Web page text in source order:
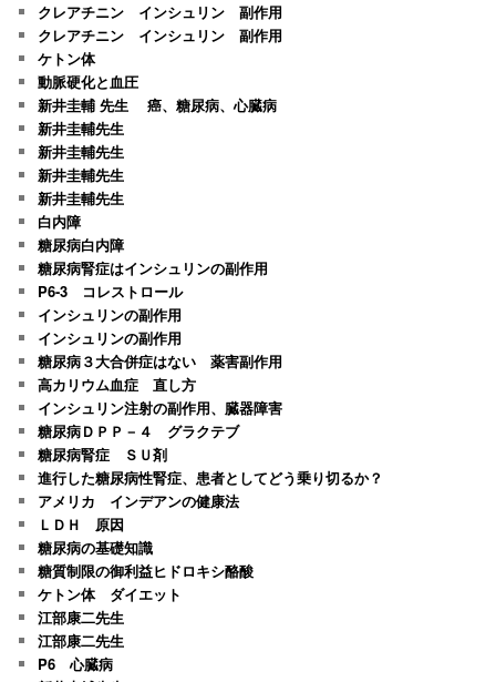
クレアチニン インシュリン 副作用
クレアチニン インシュリン 副作用
ケトン体
動脈硬化と血圧
新井圭輔 先生 癌、糖尿病、心臓病
新井圭輔先生
新井圭輔先生
新井圭輔先生
新井圭輔先生
白内障
糖尿病白内障
糖尿病腎症はインシュリンの副作用
P6-3 コレストロール
インシュリンの副作用
インシュリンの副作用
糖尿病３大合併症はない 薬害副作用
高カリウム血症 直し方
インシュリン注射の副作用、臓器障害
糖尿病ＤＰＰ－４ グラクテブ
糖尿病腎症 ＳＵ剤
進行した糖尿病性腎症、患者としてどう乗り切るか？
アメリカ インデアンの健康法
ＬＤＨ 原因
糖尿病の基礎知識
糖質制限の御利益ヒドロキシ酪酸
ケトン体 ダイエット
江部康二先生
江部康二先生
P6 心臓病